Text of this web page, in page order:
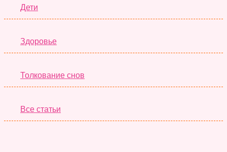
Дети
Здоровье
Толкование снов
Все статьи